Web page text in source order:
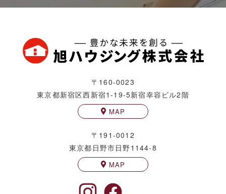
〒160-0023
東京都新宿区西新宿1-19-5新宿幸容ビル2階
MAP
〒191-0012
東京都日野市日野1144-8
MAP